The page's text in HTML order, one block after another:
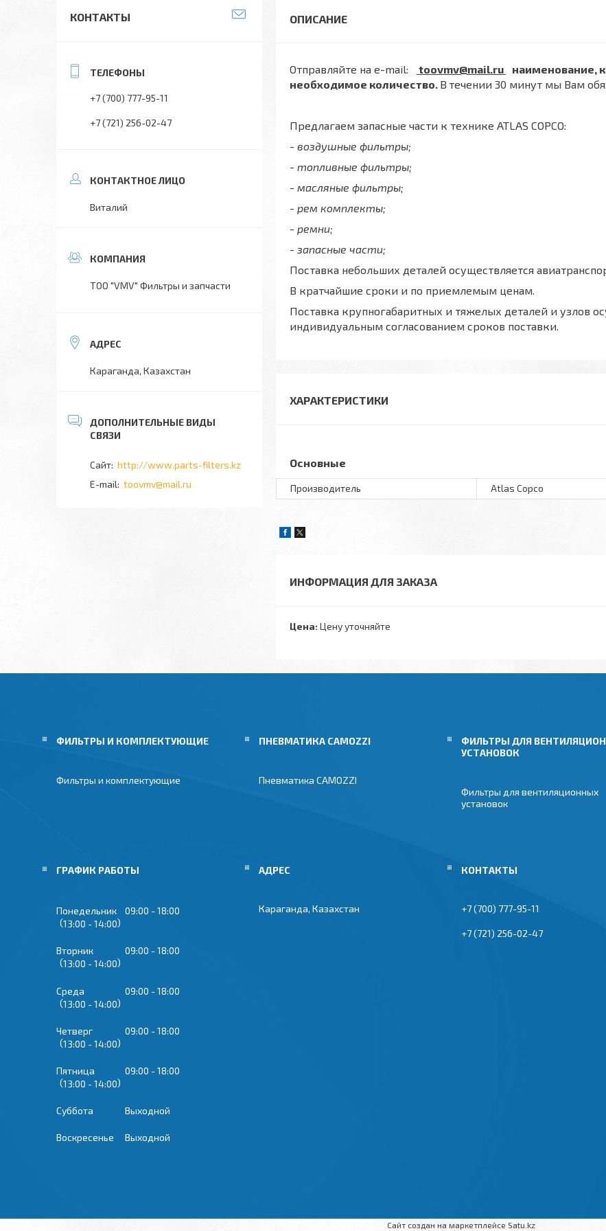
Отправляйте на e-mail: toovmv@mail.ru
наименование,
необходимое количество. В течении 30 минут мы Вам
Предлагаем запасные части к технике ATLAS COPCO:
- воздушные фильтры;
- топливные фильтры;
- масляные фильтры;
- рем комплекты;
- ремни;
- запасные части;
Поставка небольших деталей осуществляется
В кратчайшие сроки и по приемлемым ценам.
Поставка крупногабаритных и тяжелых деталей и узлов
индивидуальным согласованием сроков поставки.
ХАРАКТЕРИСТИКИ
Основные
Производитель Atlas Copco
ИНФОРМАЦИЯ ДЛЯ ЗАКАЗА
Цена: Цену уточняйте
КОНТАКТЫ
+7 (700) 777-95-11
+7 (721) 256-02-47
Виталий
ТОО "VMV" Фильтры и запчасти
Караганда, Казахстан
http://www.parts-filters.kz
toovmv@mail.ru
ФИЛЬТРЫ И КОМПЛЕКТУЮЩИЕ
Фильтры и комплектующие
ПНЕВМАТИКА CAMOZZI
Пневматика CAMOZZI
ФИЛЬТРЫ ДЛЯ
УСТАНОВОК
Фильтры для вентиляционных
установок
ГРАФИК РАБОТЫ
Понедельник 09:00
18:00
13:00
14:00
Вторник 09:00
18:00
13:00
14:00
Среда 09:00
18:00
13:00
14:00
Четверг 09:00
18:00
13:00
14:00
Пятница 09:00
18:00
13:00
14:00
Суббота Выходной
Воскресенье Выходной
Караганда, Казахстан +7 (700) 777-95-11
+7 (721) 256-02-47
Сайт создан на маркетплейсе Satu.kz